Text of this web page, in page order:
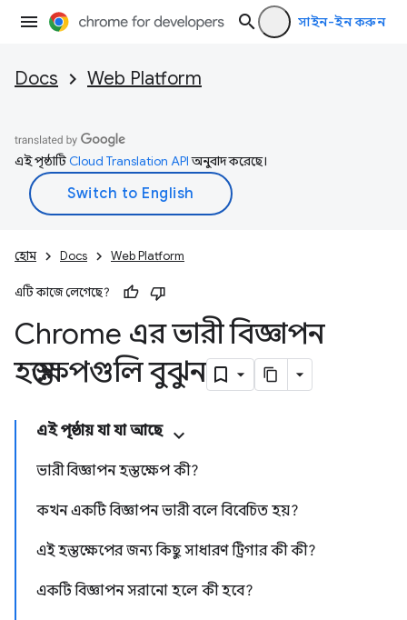
সাইন-ইন করুন
Docs Web Platform
এই পৃষ্ঠাটিCloud Translation APIঅনুবাদ করেছে।
হোম Docs Web Platform
এটি কাজে লেগেছে?
Chrome এর ভারী বিজ্ঞাপন
হস্তক্ষেপগুলি বুঝুন
এই পৃষ্ঠায় যা যা আছে
ভারী বিজ্ঞাপন হস্তক্ষেপ কী?
কখন একটি বিজ্ঞাপন ভারী বলে বিবেচিত হয়?
এই হস্তক্ষেপের জন্য কিছু সাধারণ ট্রিগার কী কী?
একটি বিজ্ঞাপন সরানো হলে কী হবে?